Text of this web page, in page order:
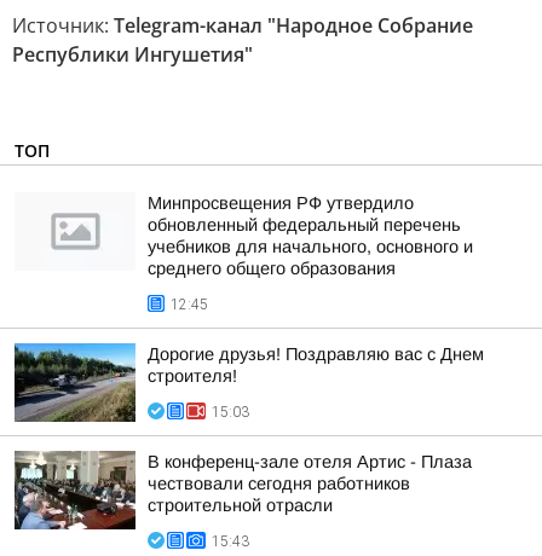
Источник: Telegram-канал "Народное Собрание
Республики Ингушетия"
ТОП
Минпросвещения РФ утвердило
обновленный федеральный перечень
учебников для начального, основного и
среднего общего образования
12:45
Дорогие друзья! Поздравляю вас с Днем
строителя!
15:03
В конференц-зале отеля Артис - Плаза
чествовали сегодня работников
строительной отрасли
15:43